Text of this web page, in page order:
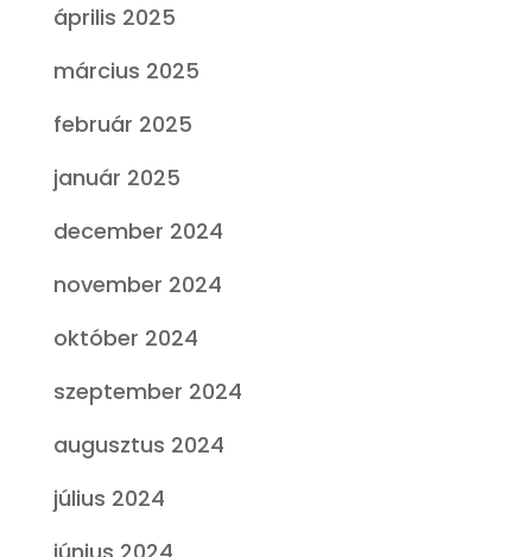
április 2025
március 2025
február 2025
január 2025
december 2024
november 2024
október 2024
szeptember 2024
augusztus 2024
július 2024